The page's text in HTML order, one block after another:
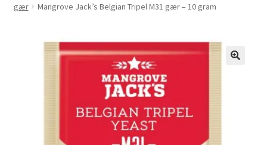
Råvarer & ingredienser
Tapning & Servering
Rengøring & desinficering
gær
Mangrove Jack’s Belgian Tripel M31 gær – 10 gram